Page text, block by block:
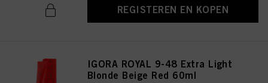
REGISTEREN EN KOPEN
IGORA ROYAL 9-48 Extra Light
Blonde Beige Red 60ml